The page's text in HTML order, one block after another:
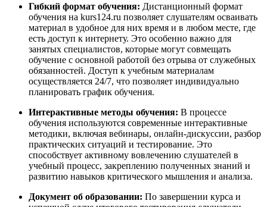
Гибкий формат обучения: Дистанционный формат
обучения на kurs124.ru позволяет слушателям осваивать
материал в удобное для них время и в любом месте, где
есть доступ к интернету. Это особенно важно для
занятых специалистов, которые могут совмещать
обучение с основной работой без отрыва от служебных
обязанностей. Доступ к учебным материалам
осуществляется 24/7, что позволяет индивидуально
планировать график обучения.
Интерактивные методы обучения: В процессе
обучения используются современные интерактивные
методики, включая вебинары, онлайн-дискуссии, разбор
практических ситуаций и тестирование. Это
способствует активному вовлечению слушателей в
учебный процесс, закреплению полученных знаний и
развитию навыков критического мышления и анализа.
Документ об образовании: По завершении курса и